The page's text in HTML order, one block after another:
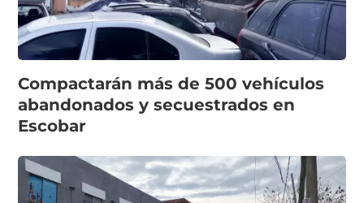
Compactarán más de 500 vehículos
abandonados y secuestrados en
Escobar